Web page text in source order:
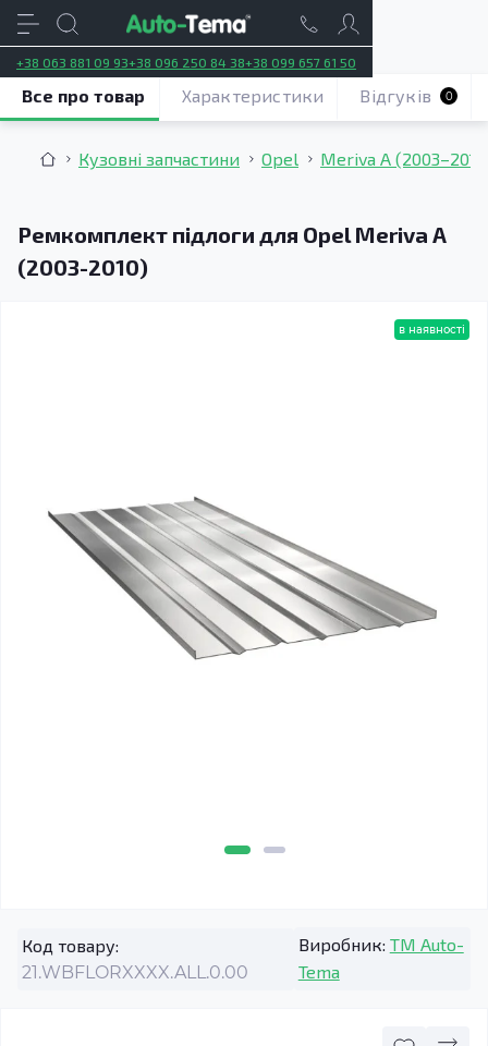
+38 063 881 09 93+38 096 250 84 38+38 099 657 61 50
Кузовні запчастини Opel Meriva A
Ремкомплект підлоги для Opel Meriva A
(2003-2010)
Все про товар Характеристики Відгуків 0
в наявності
Код товару:
21.WBFLORXXXX.ALL.0.00
Виробник: TM Auto-
Tema